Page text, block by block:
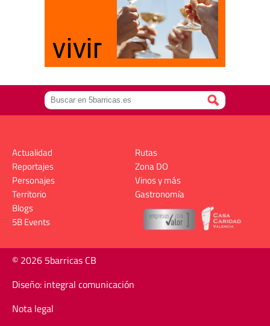
Actualidad
Reportajes
Personajes
Territorio
Rutas
Zona DO
Vinos y más
Gastronomía
Blogs
5B Events
© 2026 5barricas CB
Diseño: integral comunicación
Nota legal